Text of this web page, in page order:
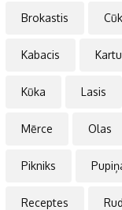
Brokastis
Kabacis
Kūka Lasis
Mērce Olas
Pikniks
Receptes